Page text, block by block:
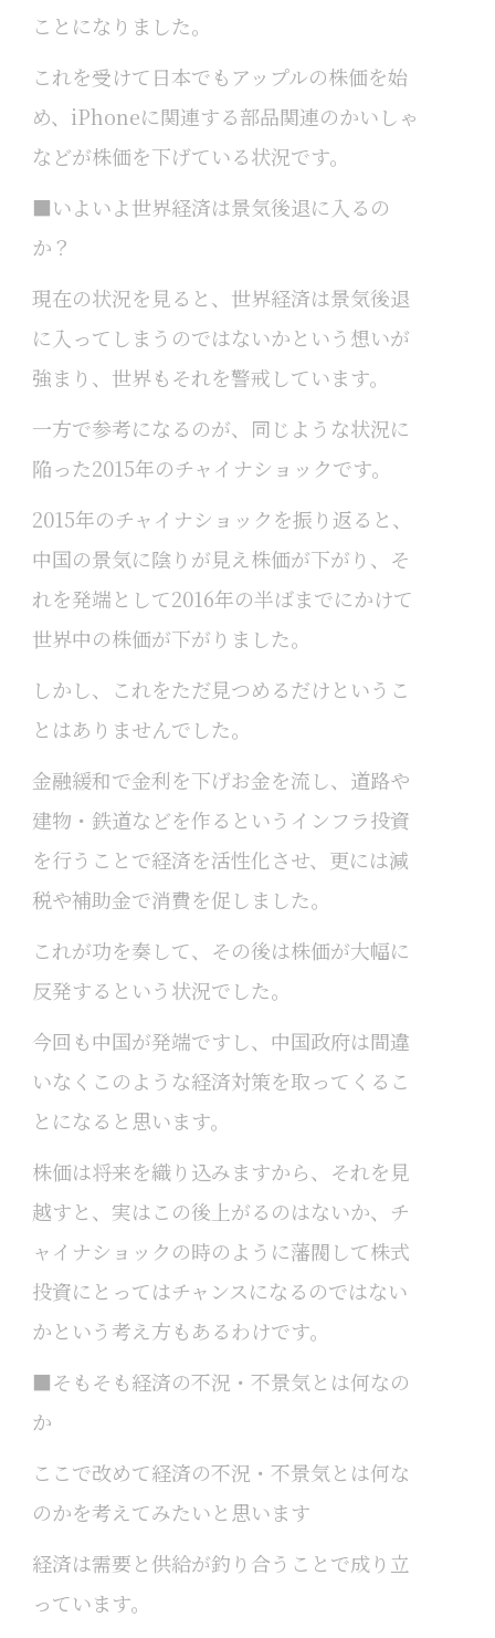
ことになりました。
これを受けて日本でもアップルの株価を始
め、iPhoneに関連する部品関連のかいしゃ
などが株価を下げている状況です。
■いよいよ世界経済は景気後退に入るの
か？
現在の状況を見ると、世界経済は景気後退
に入ってしまうのではないかという想いが
強まり、世界もそれを警戒しています。
一方で参考になるのが、同じような状況に
陥った2015年のチャイナショックです。
2015年のチャイナショックを振り返ると、
中国の景気に陰りが見え株価が下がり、そ
れを発端として2016年の半ばまでにかけて
世界中の株価が下がりました。
しかし、これをただ見つめるだけというこ
とはありませんでした。
金融緩和で金利を下げお金を流し、道路や
建物・鉄道などを作るというインフラ投資
を行うことで経済を活性化させ、更には減
税や補助金で消費を促しました。
これが功を奏して、その後は株価が大幅に
反発するという状況でした。
今回も中国が発端ですし、中国政府は間違
いなくこのような経済対策を取ってくるこ
とになると思います。
株価は将来を織り込みますから、それを見
越すと、実はこの後上がるのはないか、チ
ャイナショックの時のように藩閥して株式
投資にとってはチャンスになるのではない
かという考え方もあるわけです。
■そもそも経済の不況・不景気とは何なの
か
ここで改めて経済の不況・不景気とは何な
のかを考えてみたいと思います
経済は需要と供給が釣り合うことで成り立
っています。